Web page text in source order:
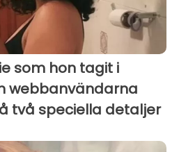
som hon tagit i
webbanvändarna
två speciella detaljer